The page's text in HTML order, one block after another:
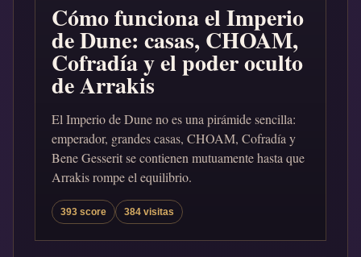
Cómo funciona el Imperio
de Dune: casas, CHOAM,
Cofradía y el poder oculto
de Arrakis
El Imperio de Dune no es una pirámide sencilla:
emperador, grandes casas, CHOAM, Cofradía y
Bene Gesserit se contienen mutuamente hasta que
Arrakis rompe el equilibrio.
393 score 384 visitas